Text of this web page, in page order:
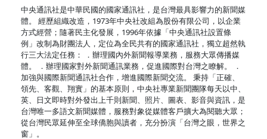
中央通訊社是中華民國的國家通訊社，是台灣最具影響力的新聞媒
體。 經歷組織改造，1973年中央社改組為股份有限公司，以企業
方式經營；隨著民主化發展，1996年依據「中央通訊社設置條
例」改制為財團法人，定位為全民共有的國家通訊社，獨立超然執
行三大法定任務： ．辦理國內外新聞報導業務，服務大眾傳播媒
體。 ．辦理國家對外新聞通訊業務，促進國際對台灣之瞭解。 ．
加強與國際新聞通訊社合作，增進國際新聞交流。 秉持「正確、
領先、客觀、翔實」的基本原則，中央社專業新聞團隊每天以中、
英、日文即時對外發出上千則新聞、照片、圖表、影音與資訊，是
台灣唯一多語文新聞媒體，服務對象從媒體客戶擴大為閱聽大眾；
從台灣民眾延伸至全球僑胞與讀者，充分扮演「台灣之眼，世界之
窗」。